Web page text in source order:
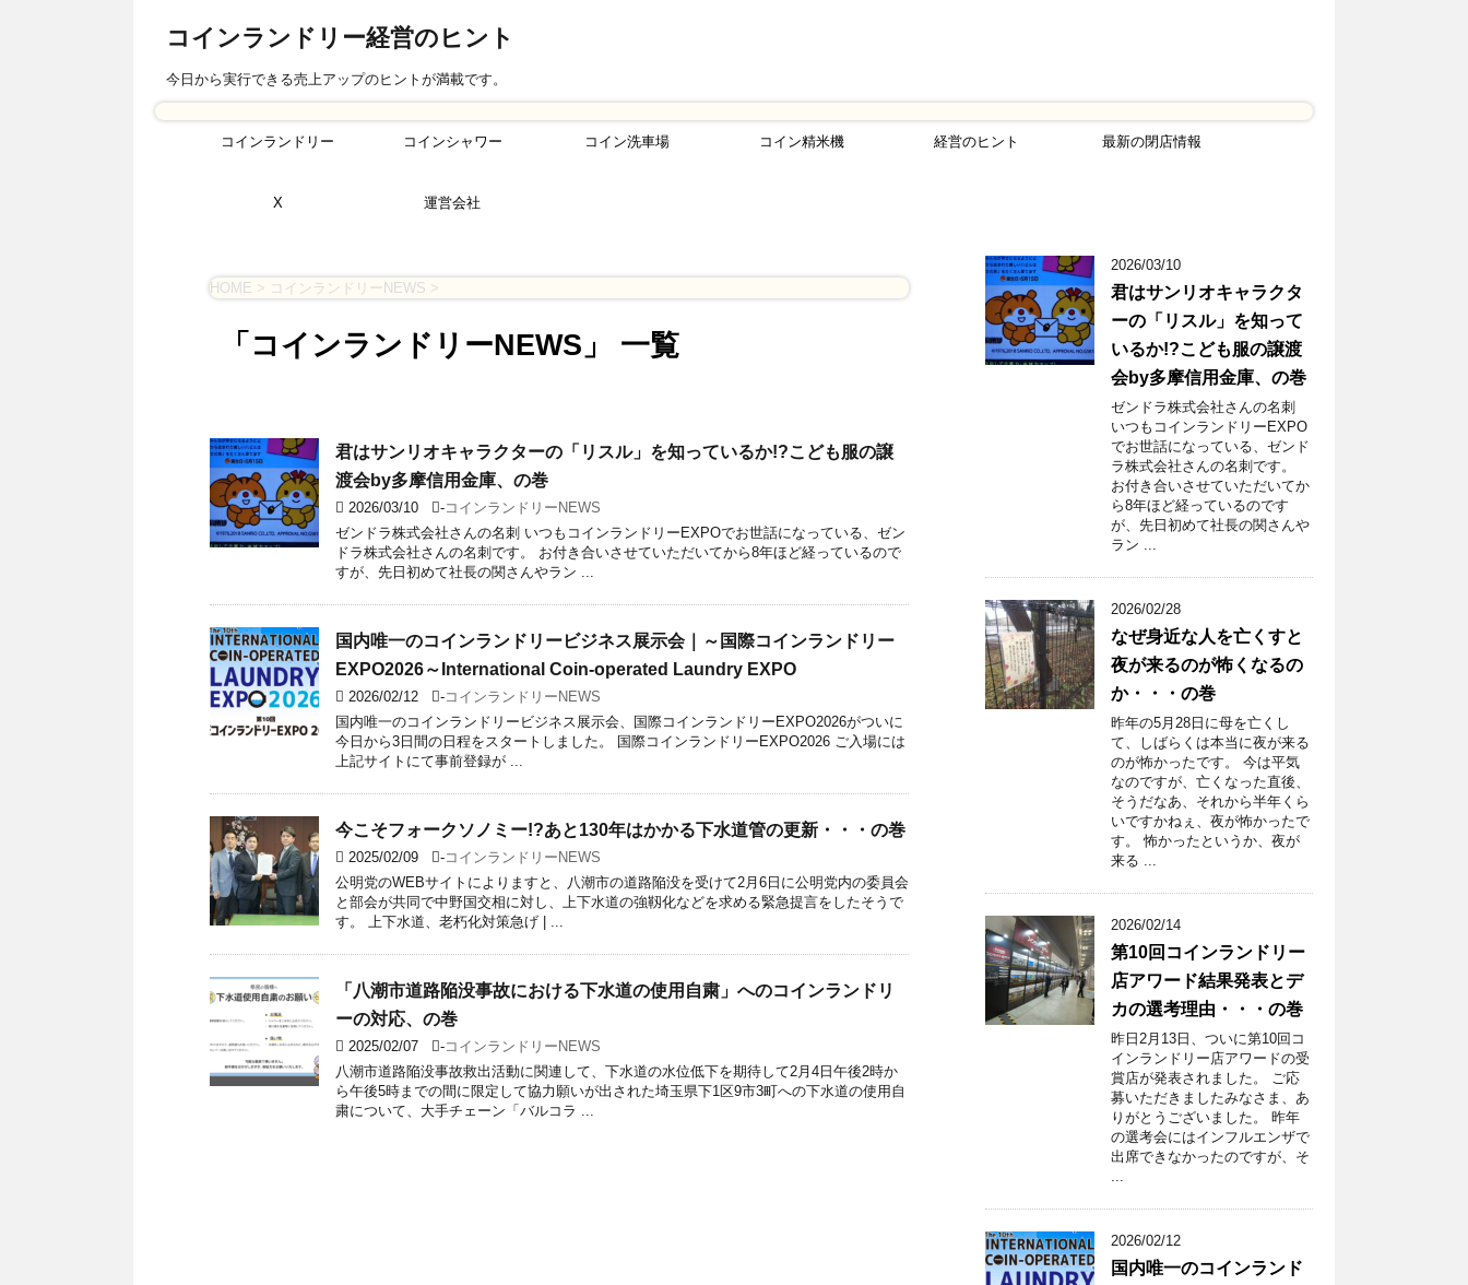
コインランドリー経営のヒント
今日から実行できる売上アップのヒントが満載です。
コインランドリー コインシャワー コイン洗車場 コイン精米機 経営のヒント 最新の閉店情報
X 運営会社
HOME > コインランドリーNEWS >
「コインランドリーNEWS」 一覧
君はサンリオキャラクターの「リスル」を知っているか!?こども服の譲
渡会by多摩信用金庫、の巻
2026/03/10 -コインランドリーNEWS
ゼンドラ株式会社さんの名刺 いつもコインランドリーEXPOでお世話になっている、ゼン
ドラ株式会社さんの名刺です。 お付き合いさせていただいてから8年ほど経っているので
すが、先日初めて社長の関さんやラン ...
国内唯一のコインランドリービジネス展示会｜～国際コインランドリー
EXPO2026～International Coin-operated Laundry EXPO
2026/02/12 -コインランドリーNEWS
国内唯一のコインランドリービジネス展示会、国際コインランドリーEXPO2026がついに
今日から3日間の日程をスタートしました。 国際コインランドリーEXPO2026 ご入場には
上記サイトにて事前登録が ...
今こそフォークソノミー!?あと130年はかかる下水道管の更新・・・の巻
2025/02/09 -コインランドリーNEWS
公明党のWEBサイトによりますと、八潮市の道路陥没を受けて2月6日に公明党内の委員会
と部会が共同で中野国交相に対し、上下水道の強靱化などを求める緊急提言をしたそうで
す。 上下水道、老朽化対策急げ | ...
「八潮市道路陥没事故における下水道の使用自粛」へのコインランドリ
ーの対応、の巻
2025/02/07 -コインランドリーNEWS
八潮市道路陥没事故救出活動に関連して、下水道の水位低下を期待して2月4日午後2時か
ら午後5時までの間に限定して協力願いが出された埼玉県下1区9市3町への下水道の使用自
粛について、大手チェーン「バルコラ ...
2026/03/10
君はサンリオキャラクタ
ーの「リスル」を知って
いるか!?こども服の譲渡
会by多摩信用金庫、の巻
ゼンドラ株式会社さんの名刺
いつもコインランドリーEXPO
でお世話になっている、ゼンド
ラ株式会社さんの名刺です。
お付き合いさせていただいてか
ら8年ほど経っているのです
が、先日初めて社長の関さんや
ラン ...
2026/02/28
なぜ身近な人を亡くすと
夜が来るのが怖くなるの
か・・・の巻
昨年の5月28日に母を亡くし
て、しばらくは本当に夜が来る
のが怖かったです。 今は平気
なのですが、亡くなった直後、
そうだなあ、それから半年くら
いですかねぇ、夜が怖かったで
す。 怖かったというか、夜が
来る ...
2026/02/14
第10回コインランドリー
店アワード結果発表とデ
カの選考理由・・・の巻
昨日2月13日、ついに第10回コ
インランドリー店アワードの受
賞店が発表されました。 ご応
募いただきましたみなさま、あ
りがとうございました。 昨年
の選考会にはインフルエンザで
出席できなかったのですが、そ
...
2026/02/12
国内唯一のコインランド